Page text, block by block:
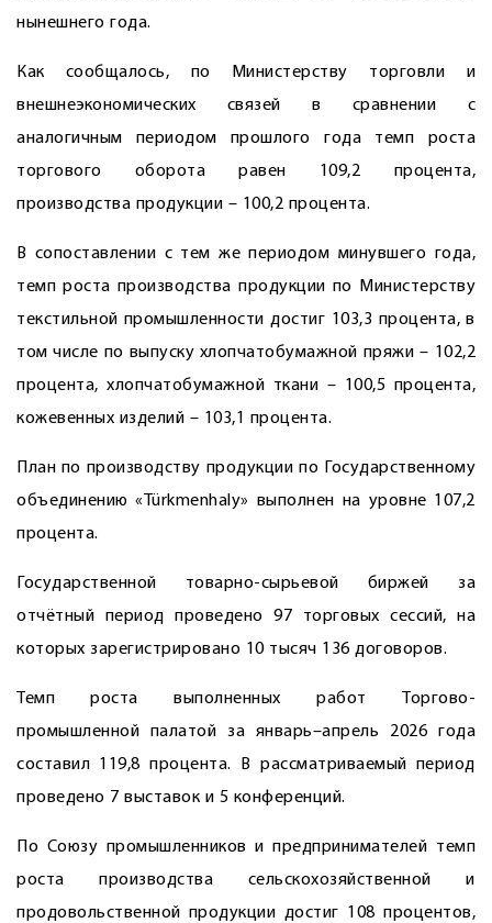
нынешнего года.
Как сообщалось, по Министерству торговли и
внешнеэкономических связей в сравнении с
аналогичным периодом прошлого года темп роста
торгового оборота равен 109,2 процента,
производства продукции – 100,2 процента.
В сопоставлении с тем же периодом минувшего года,
темп роста производства продукции по Министерству
текстильной промышленности достиг 103,3 процента, в
том числе по выпуску хлопчатобумажной пряжи – 102,2
процента, хлопчатобумажной ткани – 100,5 процента,
кожевенных изделий – 103,1 процента.
План по производству продукции по Государственному
объединению «Türkmenhaly» выполнен на уровне 107,2
процента.
Государственной товарно-сырьевой биржей за
отчётный период проведено 97 торговых сессий, на
которых зарегистрировано 10 тысяч 136 договоров.
Темп роста выполненных работ Торгово-
промышленной палатой за январь–апрель 2026 года
составил 119,8 процента. В рассматриваемый период
проведено 7 выставок и 5 конференций.
По Союзу промышленников и предпринимателей темп
роста производства сельскохозяйственной и
продовольственной продукции достиг 108 процентов,